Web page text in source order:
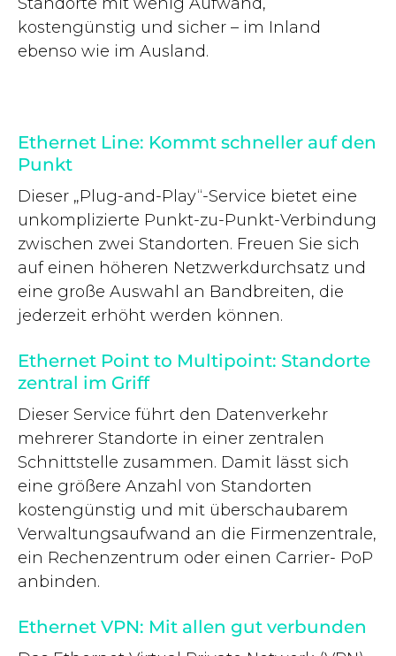
kostengünstig und sicher – im Inland
ebenso wie im Ausland.
Ethernet Line: Kommt schneller auf den
Punkt
Dieser „Plug-and-Play“-Service bietet eine
unkomplizierte Punkt-zu-Punkt-Verbindung
zwischen zwei Standorten. Freuen Sie sich
auf einen höheren Netzwerkdurchsatz und
eine große Auswahl an Bandbreiten, die
jederzeit erhöht werden können.
Ethernet Point to Multipoint: Standorte
zentral im Griff
Dieser Service führt den Datenverkehr
mehrerer Standorte in einer zentralen
Schnittstelle zusammen. Damit lässt sich
eine größere Anzahl von Standorten
kostengünstig und mit überschaubarem
Verwaltungsaufwand an die Firmenzentrale,
ein Rechenzentrum oder einen Carrier- PoP
anbinden.
Ethernet VPN: Mit allen gut verbunden